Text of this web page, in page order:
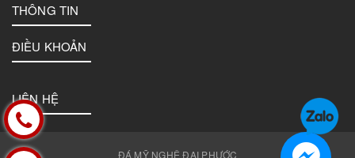
THÔNG TIN
ĐIỀU KHOẢN
LIÊN HỆ
ĐÁ MỸ NGHỆ ĐẠI PHƯỚC